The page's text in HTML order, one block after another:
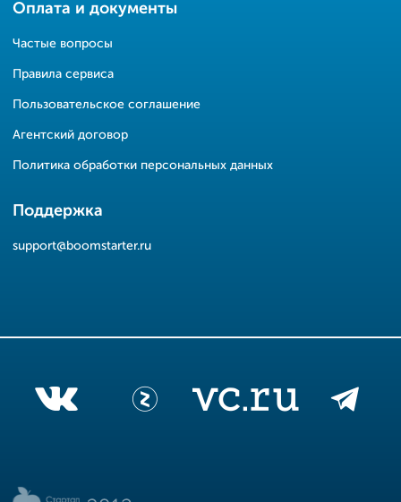
Оплата и документы
Частые вопросы
Правила сервиса
Пользовательское соглашение
Агентский договор
Политика обработки персональных данных
Поддержка
support@boomstarter.ru